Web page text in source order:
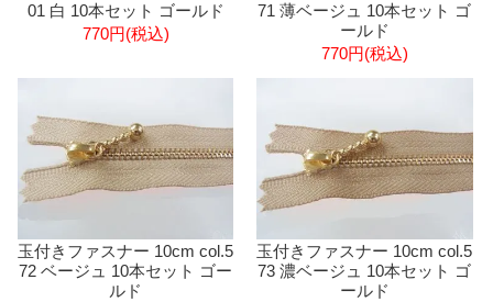
01 白 10本セット ゴールド
770円(税込)
71 薄ベージュ 10本セット ゴ
ールド
770円(税込)
玉付きファスナー 10cm col.5
72 ベージュ 10本セット ゴー
ルド
玉付きファスナー 10cm col.5
73 濃ベージュ 10本セット ゴ
ールド